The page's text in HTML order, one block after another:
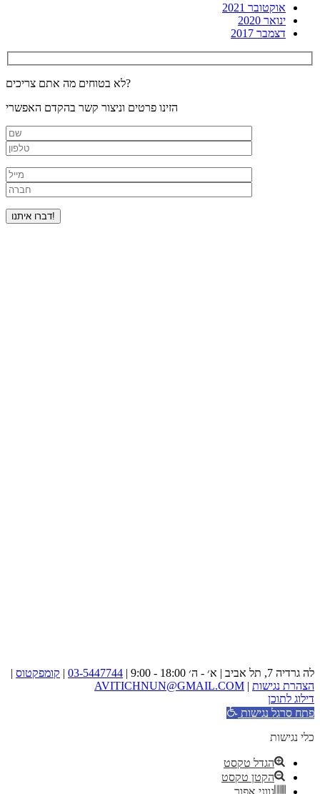
אוקטובר 2021
ינואר 2020
דצמבר 2017
לא בטוחים מה אתם צריכים?
הזינו פרטים וניצור קשר בהקדם האפשרי
לה גרדיה 7, תל אביב | א׳ - ה׳ 18:00 - 9:00 | 03-5447744
| קומפקטוס |
הצהרת נגישות |
AVITICHNUN@GMAIL.COM
דילוג לתוכן
פתח סרגל נגישות
כלי נגישות
הגדל טקסט
הקטן טקסט
גווני אפור